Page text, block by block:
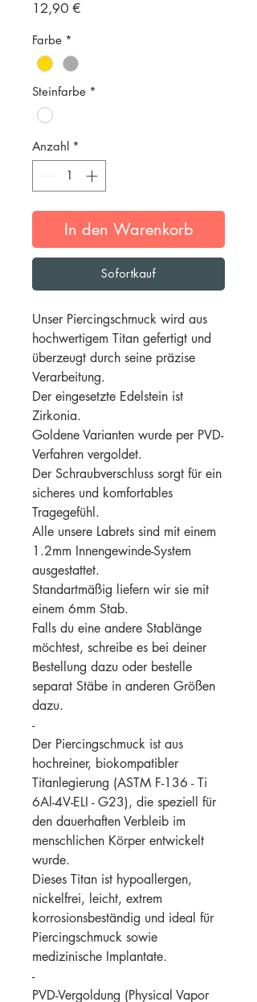
12,90 €
Farbe *
Steinfarbe *
Anzahl *
In den Warenkorb
Sofortkauf
Unser Piercingschmuck wird aus
hochwertigem Titan gefertigt und
überzeugt durch seine präzise
Verarbeitung.
Der eingesetzte Edelstein ist
Zirkonia.
Goldene Varianten wurde per PVD-
Verfahren vergoldet.
Der Schraubverschluss sorgt für ein
sicheres und komfortables
Tragegefühl.
Alle unsere Labrets sind mit einem
1.2mm Innengewinde-System
ausgestattet.
Standartmäßig liefern wir sie mit
einem 6mm Stab.
Falls du eine andere Stablänge
möchtest, schreibe es bei deiner
Bestellung dazu oder bestelle
separat Stäbe in anderen Größen
dazu.
-
Der Piercingschmuck ist aus
hochreiner, biokompatibler
Titanlegierung (ASTM F-136 - Ti
6Al-4V-ELI - G23), die speziell für
den dauerhaften Verbleib im
menschlichen Körper entwickelt
wurde.
Dieses Titan ist hypoallergen,
nickelfrei, leicht, extrem
korrosionsbeständig und ideal für
Piercingschmuck sowie
medizinische Implantate.
-
PVD-Vergoldung (Physical Vapor